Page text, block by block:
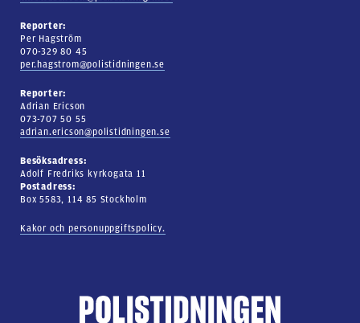
Reporter:
Per Hagström
070-329 80 45
per.hagstrom@polistidningen.se
Reporter:
Adrian Ericson
073-707 50 55
adrian.ericson@polistidningen.se
Besöksadress:
Adolf Fredriks kyrkogata 11
Postadress:
Box 5583, 114 85 Stockholm
Kakor och personuppgiftspolicy.